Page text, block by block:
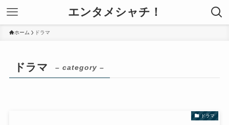
エンタメシャチ！
ホーム ドラマ
ドラマ – category –
ドラマ